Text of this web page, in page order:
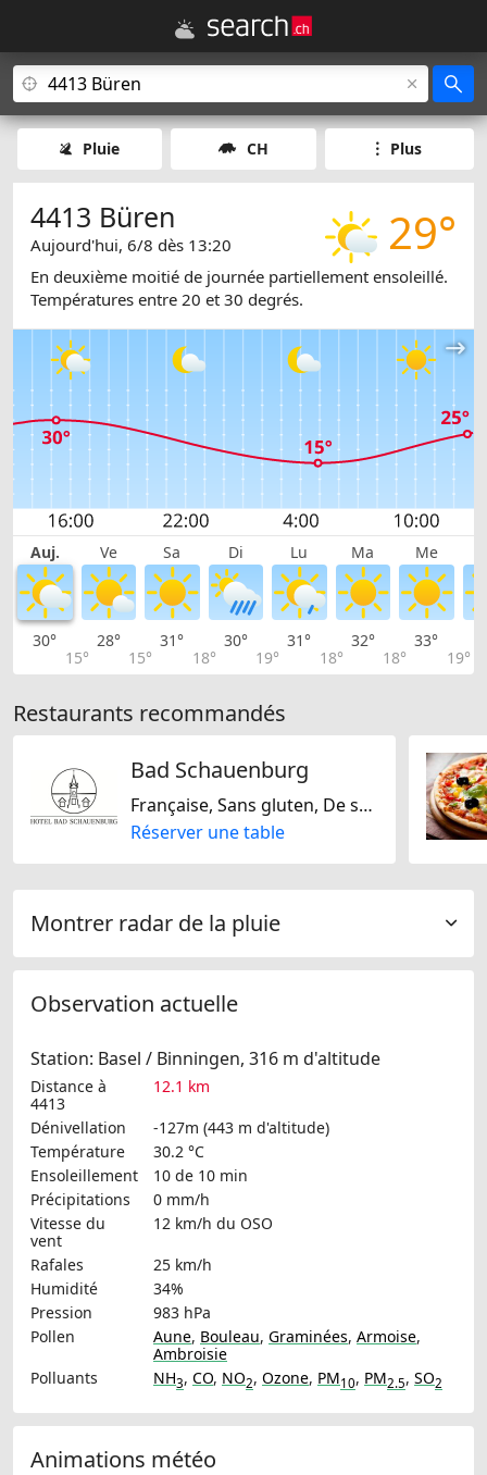
Pluie CH Plus
29°
4413 Büren
Aujourd'hui, 6/8 dès 13:20
En deuxième moitié de journée partiellement ensoleillé.
Températures entre 20 et 30 degrés.
Auj. Ve Sa Di Lu Ma Me
30°
15°
28°
15°
31°
18°
30°
19°
31°
18°
32°
18°
33°
19°
Restaurants recommandés
Bad Schauenburg
Française, Sans gluten, De saison, Suisse, Sans lactose
Réserver une table
Montrer radar de la pluie
Observation actuelle
Station: Basel / Binningen, 316 m d'altitude
Distance à
4413
12.1 km
Dénivellation
-127m (443 m d'altitude)
Température
30.2 °C
Ensoleillement
10 de 10 min
Précipitations
0 mm/h
Vitesse du
vent
12 km/h du OSO
Rafales
25 km/h
Humidité
34%
Pression
983 hPa
Pollen
Aune, Bouleau, Graminées, Armoise,
Ambroisie
Polluants
NH3, CO, NO2, Ozone, PM10, PM2.5, SO2
Animations météo